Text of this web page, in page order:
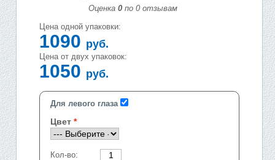
Оценка 0 по 0 отзывам
Цена одной упаковки:
1090 руб.
Цена от двух упаковок:
1050 руб.
Для левого глаза
Цвет
Кол-во: